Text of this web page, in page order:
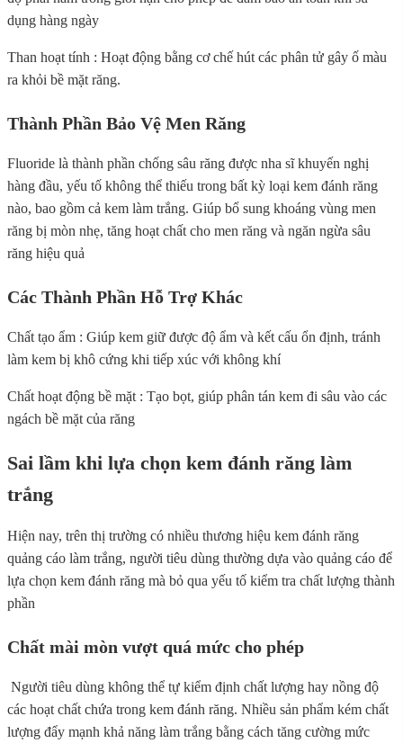
dụng hàng ngày
Than hoạt tính : Hoạt động bằng cơ chế hút các phân tử gây ố màu
ra khỏi bề mặt răng.
Thành Phần Bảo Vệ Men Răng
Fluoride là thành phần chống sâu răng được nha sĩ khuyến nghị
hàng đầu, yếu tố không thể thiếu trong bất kỳ loại kem đánh răng
nào, bao gồm cả kem làm trắng. Giúp bổ sung khoáng vùng men
răng bị mòn nhẹ, tăng hoạt chất cho men răng và ngăn ngừa sâu
răng hiệu quả
Các Thành Phần Hỗ Trợ Khác
Chất tạo ẩm : Giúp kem giữ được độ ẩm và kết cấu ổn định, tránh
làm kem bị khô cứng khi tiếp xúc với không khí
Chất hoạt động bề mặt : Tạo bọt, giúp phân tán kem đi sâu vào các
ngách bề mặt của răng
Sai lầm khi lựa chọn kem đánh răng làm
trắng
Hiện nay, trên thị trường có nhiều thương hiệu kem đánh răng
quảng cáo làm trắng, người tiêu dùng thường dựa vào quảng cáo để
lựa chọn kem đánh răng mà bỏ qua yếu tố kiểm tra chất lượng thành
phần
Chất mài mòn vượt quá mức cho phép
Người tiêu dùng không thể tự kiểm định chất lượng hay nồng độ
các hoạt chất chứa trong kem đánh răng. Nhiều sản phẩm kém chất
lượng đẩy mạnh khả năng làm trắng bằng cách tăng cường mức